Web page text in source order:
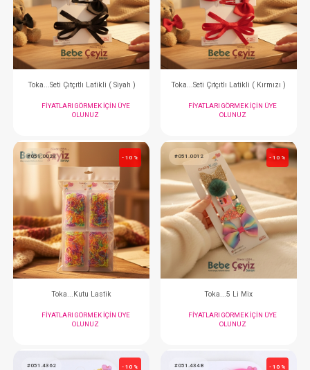
Toka...Set Karpuzlu
#051.4294 - 10 %
Toka...Seti Çıtçıtlı Latikli ( Siyah )
#051.4287
Toka...Seti Çıtçıtlı